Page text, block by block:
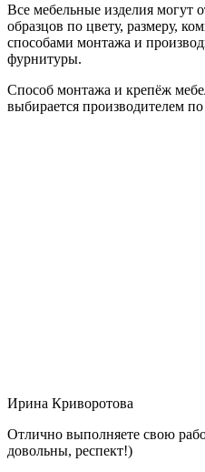
Все мебельные изделия могут
образцов по цвету, размеру,
способами монтажа и
фурнитуры.
Способ монтажа и крепёж
выбирается производителем
Ирина Криворотова
Отлично выполняете свою
довольны, респект!)